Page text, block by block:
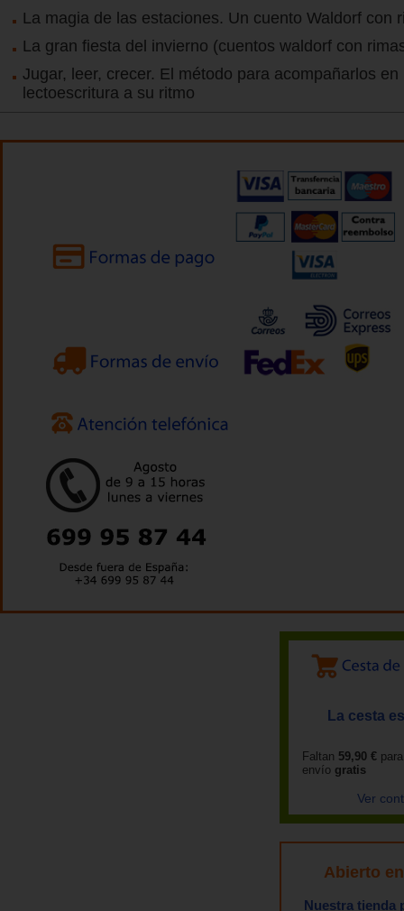
La magia de las estaciones. Un cuento Waldorf con
La gran fiesta del invierno (cuentos waldorf con
Jugar, leer, crecer. El método para acompañarlos en
lectoescritura a su ritmo
La cesta
Faltan 59,90 €
envío gratis
Ver
Abierto
Nuestra tienda